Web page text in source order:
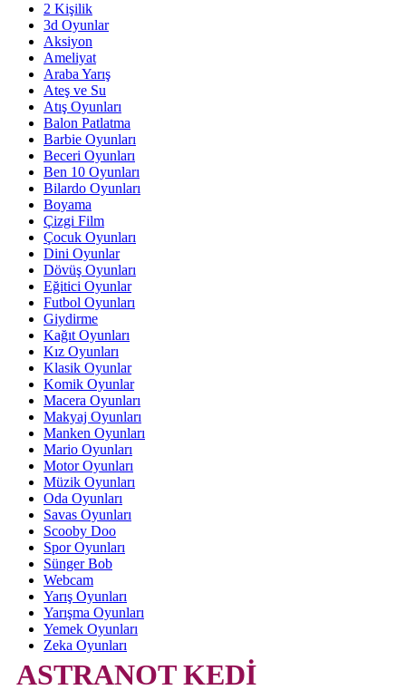
2 Kişilik
3d Oyunlar
Aksiyon
Ameliyat
Araba Yarış
Ateş ve Su
Atış Oyunları
Balon Patlatma
Barbie Oyunları
Beceri Oyunları
Ben 10 Oyunları
Bilardo Oyunları
Boyama
Çizgi Film
Çocuk Oyunları
Dini Oyunlar
Dövüş Oyunları
Eğitici Oyunlar
Futbol Oyunları
Giydirme
Kağıt Oyunları
Kız Oyunları
Klasik Oyunlar
Komik Oyunlar
Macera Oyunları
Makyaj Oyunları
Manken Oyunları
Mario Oyunları
Motor Oyunları
Müzik Oyunları
Oda Oyunları
Savas Oyunları
Scooby Doo
Spor Oyunları
Sünger Bob
Webcam
Yarış Oyunları
Yarışma Oyunları
Yemek Oyunları
Zeka Oyunları
ASTRANOT KEDİ